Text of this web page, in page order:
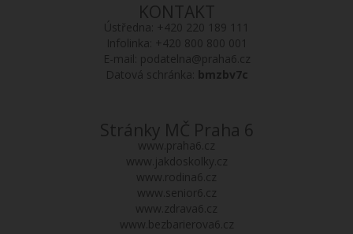
KONTAKT
Ústředna: +420 220 189 111
Infolinka: +420 800 800 001
E-mail: podatelna@praha6.cz
Datová schránka: bmzbv7c
Stránky MČ Praha 6
www.praha6.cz
www.jakdoskolky.cz
www.rodina6.cz
www.senior6.cz
www.zdrava6.cz
www.bezbarierova6.cz